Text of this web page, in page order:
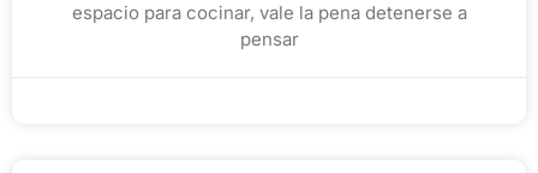
espacio para cocinar, vale la pena detenerse a
pensar